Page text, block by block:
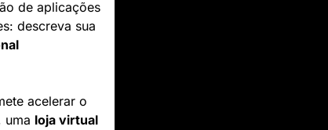
de aplicações
descreva sua
acelerar o
uma loja virtual